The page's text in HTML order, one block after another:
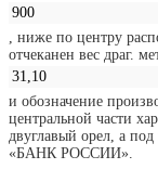
900
, ниже по центру
отчеканен вес драг.
31,10
и обозначение
центральной части
двуглавый орел, а
«БАНК РОССИИ».